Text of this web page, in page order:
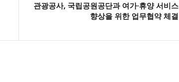
관광공사, 국립공원공단과 여가·휴양 서비스
향상을 위한 업무협약 체결